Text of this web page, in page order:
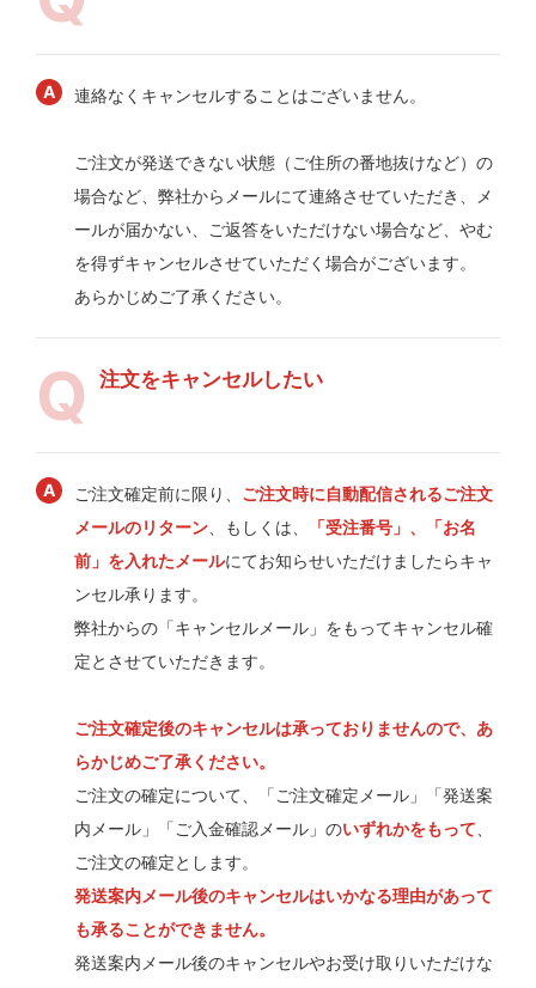
連絡なくキャンセルすることはございません。
ご注文が発送できない状態（ご住所の番地抜けなど）の
場合など、弊社からメールにて連絡させていただき、メ
ールが届かない、ご返答をいただけない場合など、やむ
を得ずキャンセルさせていただく場合がございます。
あらかじめご了承ください。
注文をキャンセルしたい
ご注文確定前に限り、 ご注文時に自動配信されるご注文
メールのリターン、もしくは、
「受注番号」、「お名
前」を入れたメールにてお知らせいただけましたらキャ
ンセル承ります。
弊社からの「キャンセルメール」をもってキャンセル確
定とさせていただきます。
ご注文確定後のキャンセルは承っておりませんので、あ
らかじめご了承ください。
ご注文の確定について、「ご注文確定メール」「発送案
内メール」「ご入金確認メール」のいずれかをもって、
ご注文の確定とします。
発送案内メール後のキャンセルはいかなる理由があって
も承ることができません。
発送案内メール後のキャンセルやお受け取りいただけな